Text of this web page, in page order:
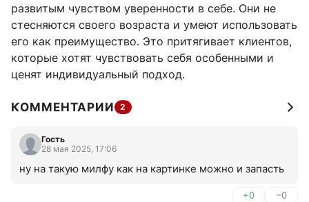
развитым чувством уверенности в себе. Они не
стесняются своего возраста и умеют использовать
его как преимущество. Это притягивает клиентов,
которые хотят чувствовать себя особенными и
ценят индивидуальный подход.
КОММЕНТАРИИ 2
Гость
28 мая 2025, 17:06
ну на такую милфу как на картинке можно и запасть
+0 –0